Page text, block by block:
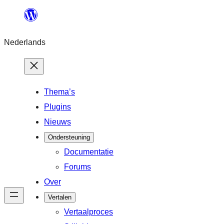
de
inhoud
Nederlands
Thema’s
Plugins
Nieuws
Ondersteuning
Documentatie
Forums
Over
Vertalen
Vertaalproces